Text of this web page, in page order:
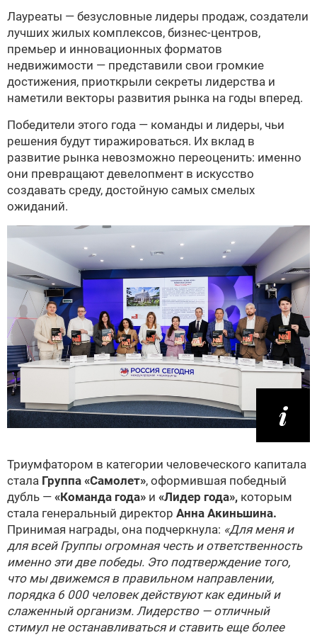
Лауреаты — безусловные лидеры продаж, создатели
лучших жилых комплексов, бизнес-центров,
премьер и инновационных форматов
недвижимости — представили свои громкие
достижения, приоткрыли секреты лидерства и
наметили векторы развития рынка на годы вперед.
Победители этого года — команды и лидеры, чьи
решения будут тиражироваться. Их вклад в
развитие рынка невозможно переоценить: именно
они превращают девелопмент в искусство
создавать среду, достойную самых смелых
ожиданий.
Триумфатором в категории человеческого капитала
стала Группа «Самолет», оформившая победный
дубль — «Команда года» и «Лидер года», которым
стала генеральный директор Анна Акиньшина.
Принимая награды, она подчеркнула: «Для меня и
для всей Группы огромная честь и ответственность
именно эти две победы. Это подтверждение того,
что мы движемся в правильном направлении,
порядка 6 000 человек действуют как единый и
слаженный организм. Лидерство — отличный
стимул не останавливаться и ставить еще более